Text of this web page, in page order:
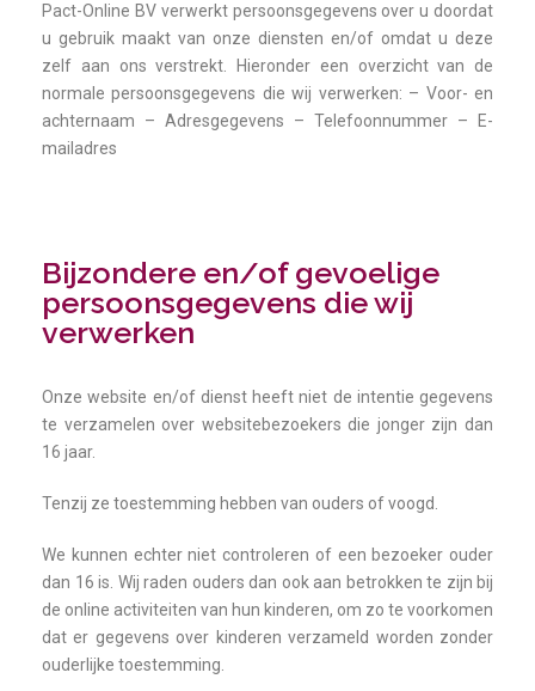
Pact-Online BV verwerkt persoonsgegevens over u doordat
u gebruik maakt van onze diensten en/of omdat u deze
zelf aan ons verstrekt. Hieronder een overzicht van de
normale persoonsgegevens die wij verwerken: – Voor- en
achternaam – Adresgegevens – Telefoonnummer – E-
mailadres
Bijzondere en/of gevoelige
persoonsgegevens die wij
verwerken
Onze website en/of dienst heeft niet de intentie gegevens
te verzamelen over websitebezoekers die jonger zijn dan
16 jaar.
Tenzij ze toestemming hebben van ouders of voogd.
We kunnen echter niet controleren of een bezoeker ouder
dan 16 is. Wij raden ouders dan ook aan betrokken te zijn bij
de online activiteiten van hun kinderen, om zo te voorkomen
dat er gegevens over kinderen verzameld worden zonder
ouderlijke toestemming.